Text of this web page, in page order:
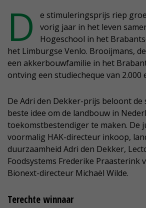
D
e stimuleringsprijs riep
vorig jaar in het leven
Hogeschool in het
het Limburgse Venlo. Brooijmans,
een akkerbouwfamilie in het
ontving een studiecheque van 2.000
De Adri den Dekker-prijs beloont
beste idee om de landbouw in
toekomstbestendiger te maken. De
voormalig HAK-directeur inkoop,
duurzaamheid Adri den Dekker,
Foodsystems Frederike Praasterink
Bionext-directeur Michaël Wilde.
Terechte winnaar